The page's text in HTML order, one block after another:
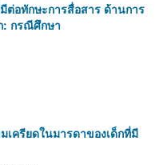
ต่อทักษะการสื่อสาร ด้านการ
: กรณีศึกษา
ครียดในมารดาของเด็กที่มี